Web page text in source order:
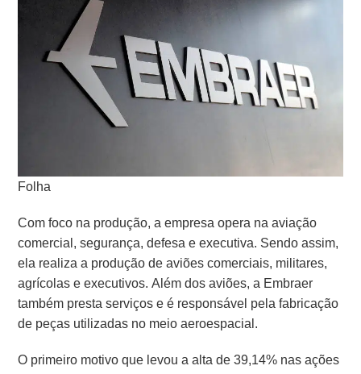
Folha
Com foco na produção, a empresa opera na aviação
comercial, segurança, defesa e executiva. Sendo assim,
ela realiza a produção de aviões comerciais, militares,
agrícolas e executivos. Além dos aviões, a Embraer
também presta serviços e é responsável pela fabricação
de peças utilizadas no meio aeroespacial.
O primeiro motivo que levou a alta de 39,14% nas ações